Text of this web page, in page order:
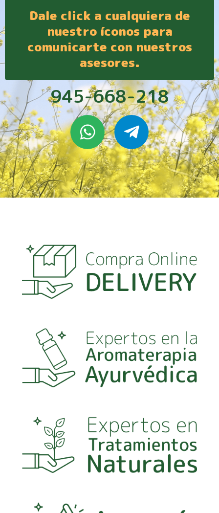
Dale click a cualquiera de
nuestro íconos para
comunicarte con nuestros
asesores.
945-668-218